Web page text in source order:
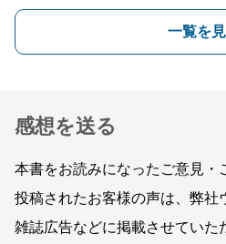
一覧を
感想を送る
本書をお読みになったご意見・
投稿されたお客様の声は、弊社
雑誌広告などに掲載させていた